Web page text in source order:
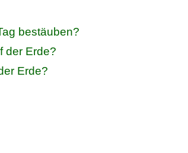
bestäuben?
der Erde?
Erde?